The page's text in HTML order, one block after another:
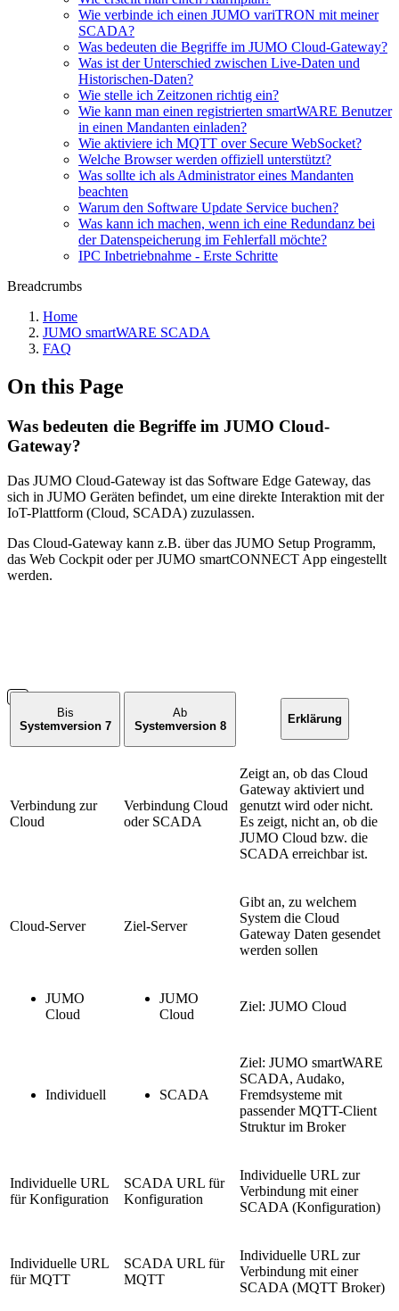
Wie verbinde ich einen JUMO variTRON mit meiner
SCADA?
Was bedeuten die Begriffe im JUMO Cloud-Gateway?
Was ist der Unterschied zwischen Live-Daten und
Historischen-Daten?
Wie stelle ich Zeitzonen richtig ein?
Wie kann man einen registrierten smartWARE Benutzer
in einen Mandanten einladen?
Wie aktiviere ich MQTT over Secure WebSocket?
Welche Browser werden offiziell unterstützt?
Was sollte ich als Administrator eines Mandanten
beachten
Warum den Software Update Service buchen?
Was kann ich machen, wenn ich eine Redundanz bei
der Datenspeicherung im Fehlerfall möchte?
IPC Inbetriebnahme - Erste Schritte
Breadcrumbs
Home
JUMO smartWARE SCADA
FAQ
On this Page
Was bedeuten die Begriffe im JUMO Cloud-
Gateway?
Das JUMO Cloud-Gateway ist das Software Edge Gateway, das
sich in JUMO Geräten befindet, um eine direkte Interaktion mit der
IoT-Plattform (Cloud, SCADA) zuzulassen.
Das Cloud-Gateway kann z.B. über das JUMO Setup Programm,
das Web Cockpit oder per JUMO smartCONNECT App eingestellt
werden.
Bis
Systemversion 7
Ab
Systemversion 8
Erklärung
Verbindung zur
Cloud
Verbindung Cloud
oder SCADA
Zeigt an, ob das Cloud
Gateway aktiviert und
genutzt wird oder nicht.
Es zeigt, nicht an, ob die
JUMO Cloud bzw. die
SCADA erreichbar ist.
Cloud-Server Ziel-Server
Gibt an, zu welchem
System die Cloud
Gateway Daten gesendet
werden sollen
JUMO
Cloud
JUMO
Cloud
Ziel: JUMO Cloud
Individuell SCADA
Ziel: JUMO smartWARE
SCADA, Audako,
Fremdsysteme mit
passender MQTT-Client
Struktur im Broker
Individuelle URL
für Konfiguration
SCADA URL für
Konfiguration
Individuelle URL zur
Verbindung mit einer
SCADA (Konfiguration)
Individuelle URL
für MQTT
SCADA URL für
MQTT
Individuelle URL zur
Verbindung mit einer
SCADA (MQTT Broker)